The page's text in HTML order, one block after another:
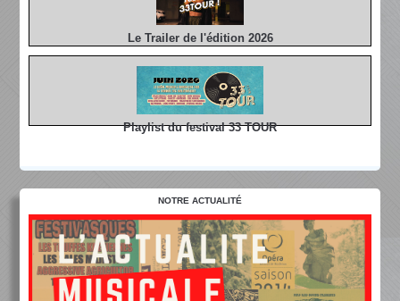
Le Trailer de l'édition 2026
Playlist du festival 33 TOUR
NOTRE ACTUALITÉ